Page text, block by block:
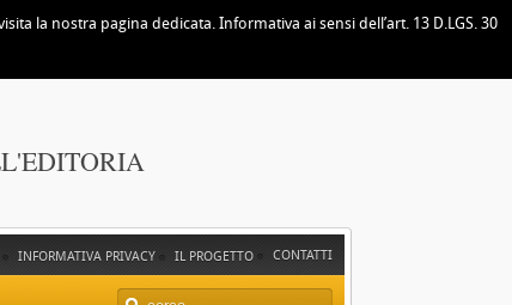
CONTATTI
IL PROGETTO
INFORMATIVA PRIVACY
la nostra pagina dedicata. Informativa ai sensi dell’art. 13 D.LGS. 30